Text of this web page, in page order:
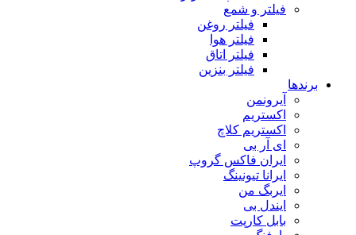
فیلتر و شمع
فیلتر روغن
فیلتر هوا
فیلتر اتاق
فیلتر بنزین
برندها
آیرونمن
اکستریم
اکستریم کلاچ
ای آر بی
ایران فاکس گروپ
ایرانا تیونینگ
ایربگ من
ایندل بی
بابل کارپت